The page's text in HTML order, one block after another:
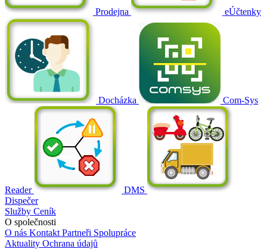
Prodejna eÚčtenky
Docházka Com-Sys
Reader
DMS
Dispečer
Služby Ceník
O společnosti
O nás Kontakt Partneři Spolupráce
Aktuality Ochrana údajů